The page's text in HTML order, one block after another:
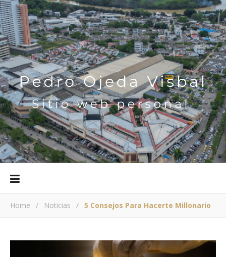
Home / Noticias / 5 Consejos Para Hacerte Millonario